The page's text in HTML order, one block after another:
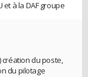
à la DAF groupe
création du poste,
du pilotage